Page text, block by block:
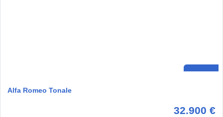
Alfa Romeo Tonale
32.900 €